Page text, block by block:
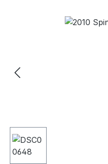
Bildergalerie überspringen